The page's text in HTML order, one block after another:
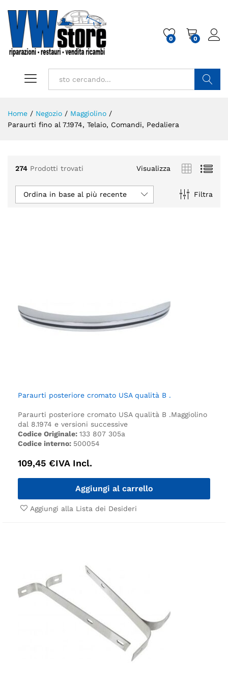
0 0
Home / Negozio / Maggiolino /
Paraurti fino al 7.1974, Telaio, Comandi, Pedaliera
274 Prodotti trovati Visualizza
Filtra
Ordina in base al più recente
Paraurti posteriore cromato USA qualità B .
Paraurti posteriore cromato USA qualità B .Maggiolino
dal 8.1974 e versioni successive
Codice Originale: 133 807 305a
Codice interno: 500054
109,45 €IVA Incl.
Aggiungi al carrello
Aggiungi alla Lista dei Desideri